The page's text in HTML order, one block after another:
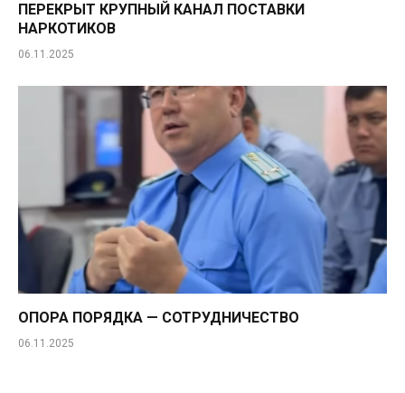
ПЕРЕКРЫТ КРУПНЫЙ КАНАЛ ПОСТАВКИ
НАРКОТИКОВ
06.11.2025
ОПОРА ПОРЯДКА — СОТРУДНИЧЕСТВО
06.11.2025